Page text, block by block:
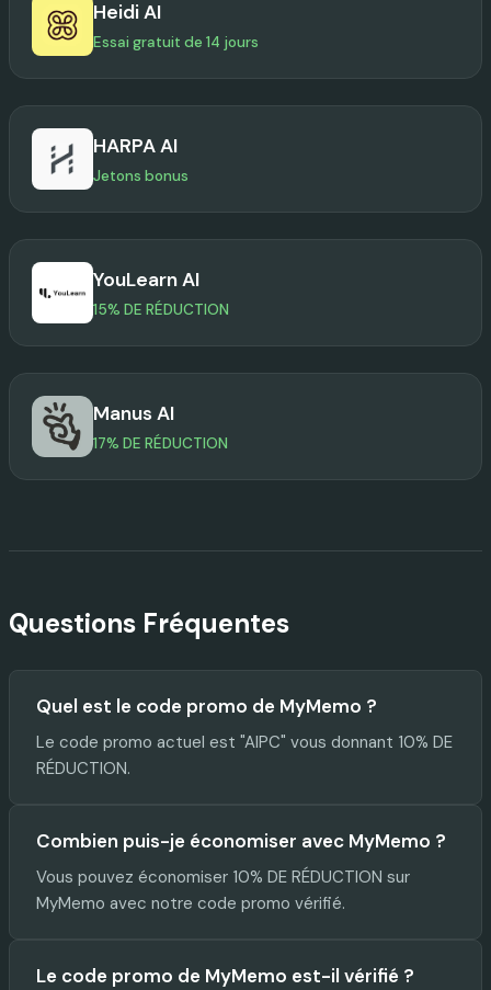
Heidi AI
Essai gratuit de 14 jours
HARPA AI
Jetons bonus
YouLearn AI
15% DE RÉDUCTION
Manus AI
17% DE RÉDUCTION
Questions Fréquentes
Quel est le code promo de MyMemo ?
Le code promo actuel est "AIPC" vous donnant 10% DE
RÉDUCTION.
Combien puis-je économiser avec MyMemo ?
Vous pouvez économiser 10% DE RÉDUCTION sur
MyMemo avec notre code promo vérifié.
Le code promo de MyMemo est-il vérifié ?